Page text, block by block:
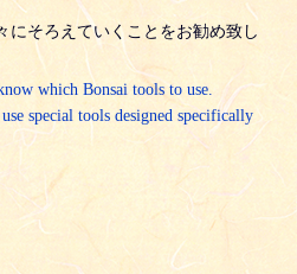
にそろえていくことをお勧め致し
which Bonsai tools to use.
special tools designed specifically